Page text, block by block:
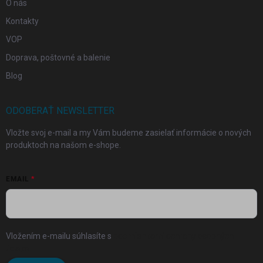
O nás
Kontakty
VOP
Doprava, poštovné a balenie
Blog
ODOBERAŤ NEWSLETTER
Vložte svoj e-mail a my Vám budeme zasielať informácie o nových
produktoch na našom e-shope.
Vložením e-mailu súhlasíte s